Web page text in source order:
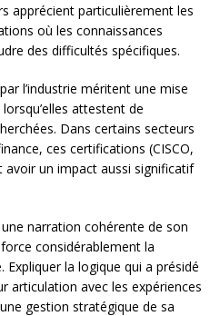
apprécient particulièrement les
où les connaissances
des difficultés spécifiques.
l’industrie méritent une mise
attestent de
Dans certains secteurs
ces certifications (CISCO,
avoir un impact aussi significatif
narration cohérente de son
considérablement la
la logique qui a présidé
articulation avec les expériences
gestion stratégique de sa